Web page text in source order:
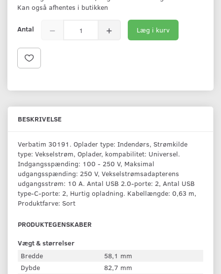
Kan også afhentes i butikken
Antal Læg i kurv
BESKRIVELSE
Verbatim 30191. Oplader type: Indendørs, Strømkilde
type: Vekselstrøm, Oplader, kompabilitet: Universel.
Indgangsspænding: 100 - 250 V, Maksimal
udgangsspænding: 250 V, Vekselstrømsadapterens
udgangsstrøm: 10 A. Antal USB 2.0-porte: 2, Antal USB
type-C-porte: 2, Hurtig opladning. Kabellængde: 0,63 m,
Produktfarve: Sort
PRODUKTEGENSKABER
Vægt & størrelser
Bredde
58,1 mm
Dybde
82,7 mm